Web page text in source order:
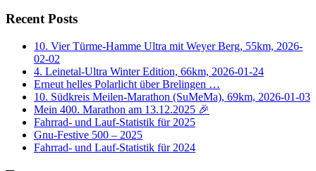
Recent Posts
10. Vier Türme-Hamme Ultra mit Weyer Berg, 55km, 2026-
02-02
4. Leinetal-Ultra Winter Edition, 66km, 2026-01-24
Erneut helles Polarlicht über Brelingen …
10. Südkreis Meilen-Marathon (SuMeMa), 69km, 2026-01-03
Mein 400. Marathon am 13.12.2025 🎉
Fahrrad- und Lauf-Statistik für 2025
Gnu-Festive 500 – 2025
Fahrrad- und Lauf-Statistik für 2024